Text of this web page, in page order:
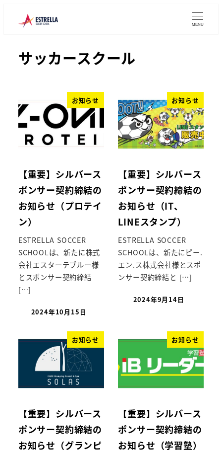
MENU
サッカースクール
お知らせ
【重要】シルバース
ポンサー契約締結の
お知らせ（プロテイ
ン）
ESTRELLA SOCCER
SCHOOLは、新たに株式
会社エスターテブルー様
とスポンサー契約締結
[…]
2024年10月15日
お知らせ
【重要】シルバース
ポンサー契約締結の
お知らせ（IT、
LINEスタンプ）
ESTRELLA SOCCER
SCHOOLは、新たにピー.
エン.ス株式会社様とスポ
ンサー契約締結と […]
2024年9月14日
お知らせ
【重要】シルバース
ポンサー契約締結の
お知らせ（グランピ
お知らせ
【重要】シルバース
ポンサー契約締結の
お知らせ（学習塾）